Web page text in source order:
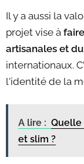
Il y a aussi la
projet vise à f
artisanales et
internationaux.
l'identité de la
A lire : Quelle
et slim ?